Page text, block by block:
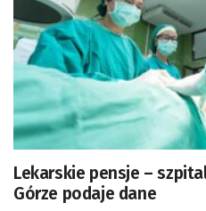
Lekarskie pensje –
Górze podaje dane